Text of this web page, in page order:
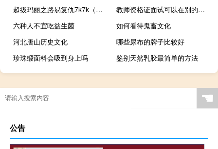
超级玛丽之路易复仇7k7k（超级玛丽之路易复仇）
教师资格证面试可以在别的省考吗
六种人不宜吃益生菌
如何看待鬼畜文化
河北唐山历史文化
哪些尿布的牌子比较好
珍珠缎面料会吸到身上吗
鉴别天然乳胶最简单的方法
☚
公告